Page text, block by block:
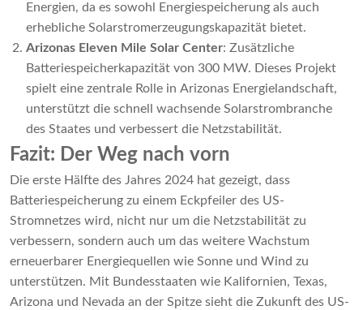
Energien, da es sowohl Energiespeicherung als auch
erhebliche Solarstromerzeugungskapazität bietet.
Arizonas Eleven Mile Solar Center: Zusätzliche
Batteriespeicherkapazität von 300 MW. Dieses Projekt
spielt eine zentrale Rolle in Arizonas Energielandschaft,
unterstützt die schnell wachsende Solarstrombranche
des Staates und verbessert die Netzstabilität.
Fazit: Der Weg nach vorn
Die erste Hälfte des Jahres 2024 hat gezeigt, dass
Batteriespeicherung zu einem Eckpfeiler des US-
Stromnetzes wird, nicht nur um die Netzstabilität zu
verbessern, sondern auch um das weitere Wachstum
erneuerbarer Energiequellen wie Sonne und Wind zu
unterstützen. Mit Bundesstaaten wie Kalifornien, Texas,
Arizona und Nevada an der Spitze sieht die Zukunft des US-